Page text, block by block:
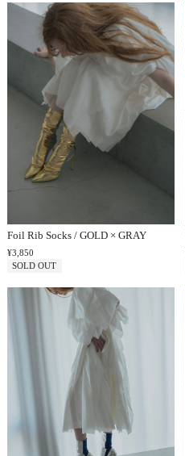
Foil Rib Socks / GOLD × GRAY
¥3,850
SOLD OUT